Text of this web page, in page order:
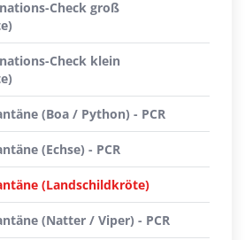
Check groß
Check klein
(Boa / Python) - PCR
(Echse) - PCR
(Landschildkröte)
(Natter / Viper) - PCR